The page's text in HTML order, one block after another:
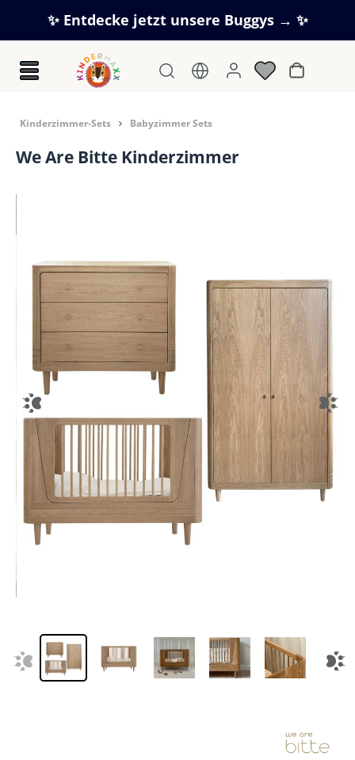
Zum Hauptinhalt springen
✨ Entdecke jetzt unsere Buggys → ✨
Kinderzimmer-Sets Babyzimmer Sets
We Are Bitte Kinderzimmer